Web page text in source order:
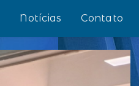
Notícias Contato